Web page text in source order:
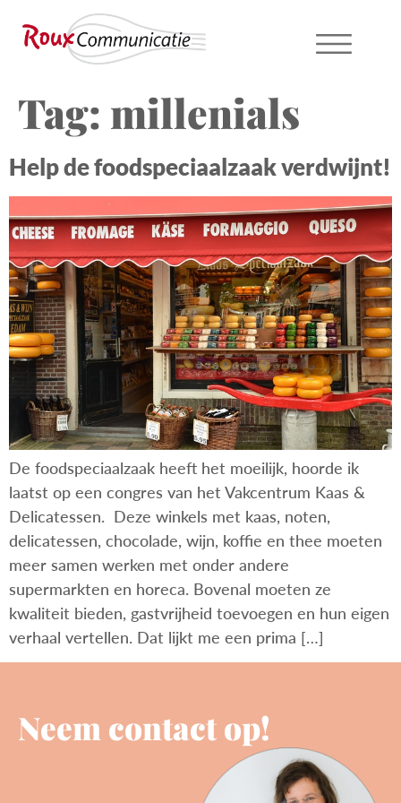
Tag: millenials
Help de foodspeciaalzaak verdwijnt!
De foodspeciaalzaak heeft het moeilijk, hoorde ik
laatst op een congres van het Vakcentrum Kaas &
Delicatessen. Deze winkels met kaas, noten,
delicatessen, chocolade, wijn, koffie en thee moeten
meer samen werken met onder andere
supermarkten en horeca. Bovenal moeten ze
kwaliteit bieden, gastvrijheid toevoegen en hun eigen
verhaal vertellen. Dat lijkt me een prima […]
Neem contact op!